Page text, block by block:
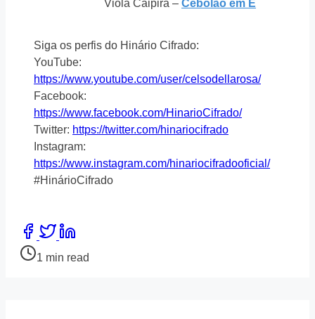
Viola Caipira – Cebolão em E
Siga os perfis do Hinário Cifrado:
YouTube:
https://www.youtube.com/user/celsodellarosa/
Facebook:
https://www.facebook.com/HinarioCifrado/
Twitter: https://twitter.com/hinariocifrado
Instagram:
https://www.instagram.com/hinariocifradooficial/
#HinárioCifrado
Share
this
post
Post1 min read